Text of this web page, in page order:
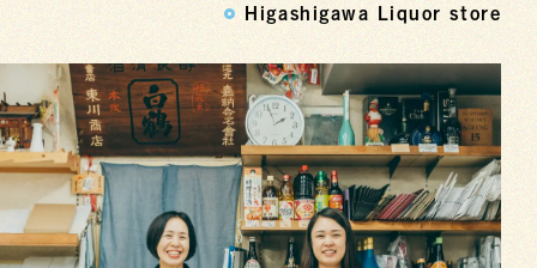
Higashigawa Liquor store